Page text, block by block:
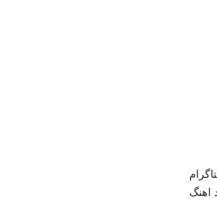
اهنگ